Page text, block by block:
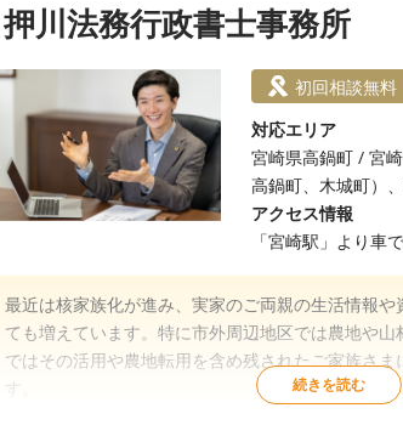
押川法務行政書士事務所
初回相談無料
対応エリア
宮崎県高鍋町 / 宮
高鍋町、木城町）
アクセス情報
「宮崎駅」より車
最近は核家族化が進み、実家のご両親の生活情報
ても増えています。特に市外周辺地区では農地や
ではその活用や農地転用を含め残されたご家族さま
す。